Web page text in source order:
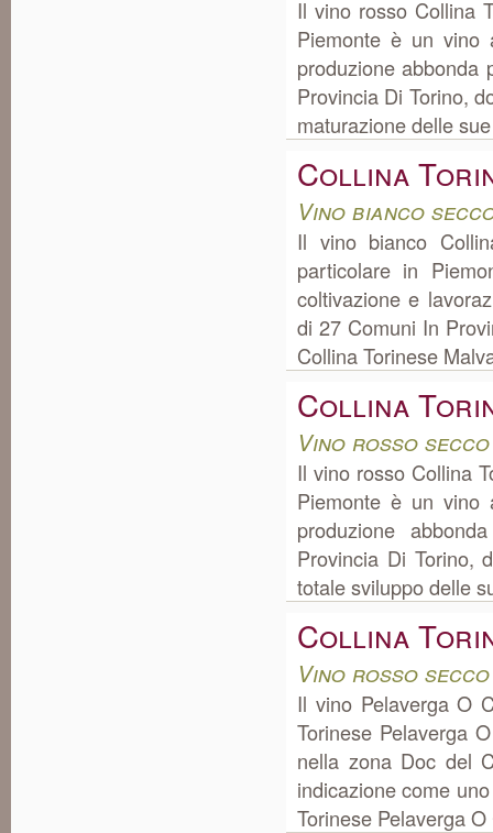
Il vino rosso Collina
Piemonte è un
produzione
Provincia Di Torino,
maturazione delle
Collina
Vino bianco
Il vino bianco
particolare in
coltivazione e
di 27 Comuni In
Collina Torinese
Collina
Vino rosso secco
Il vino rosso Collina
Piemonte è un
produzione
Provincia Di Torino,
totale sviluppo delle
Collina
Vino rosso secco
Il vino Pelaverga O
Torinese Pelaverga
nella zona Doc del
indicazione come
Torinese Pelaverga